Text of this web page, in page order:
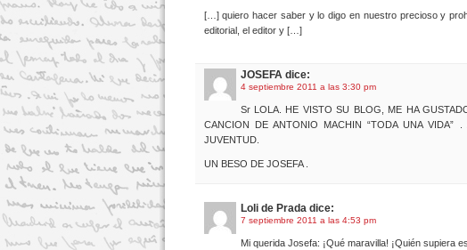
[…] quiero hacer saber y lo digo en nuestro precioso y
editorial, el editor y […]
JOSEFA dice:
4 septiembre 2011 a las 3:30 pm
Sr LOLA. HE VISTO SU BLOG, ME HA
CANCION DE ANTONIO MACHIN “TODA UNA VIDA”
JUVENTUD.
UN BESO DE JOSEFA .
Loli de Prada dice:
7 septiembre 2011 a las 4:53 pm
Mi querida Josefa: ¡Qué maravilla! ¡Quién supiera